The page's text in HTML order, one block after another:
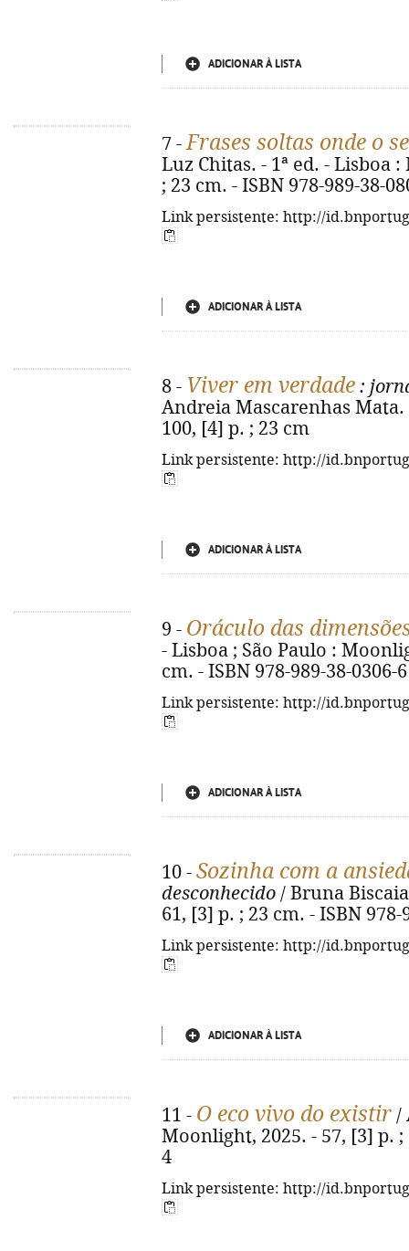
ADICIONAR À LISTA
7 -Frases soltas onde o
Luz Chitas. - 1ª ed. - Lisboa
; 23 cm. - ISBN 978-989-38-
Link persistente: http://
ADICIONAR À LISTA
8 - Viver em verdade :
Andreia Mascarenhas
100, [4] p. ; 23 cm
Link persistente: http://
ADICIONAR À LISTA
9 - Oráculo das
- Lisboa ; São Paulo :
cm. - ISBN 978-989-38-0306-6
Link persistente: http://
ADICIONAR À LISTA
10 - Sozinha com a
desconhecido / Bruna
61, [3] p. ; 23 cm. - ISBN 978-
Link persistente: http://
ADICIONAR À LISTA
11 - O eco vivo do existir /
Moonlight, 2025. - 57, [3] p. ;
4
Link persistente: http://